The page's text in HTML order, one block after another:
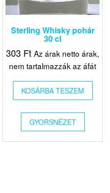
Sterling Whisky pohár
30 cl
303 Ft Az árak netto árak,
nem tartalmazzák az áfát
KOSÁRBA TESZEM
GYORSNÉZET